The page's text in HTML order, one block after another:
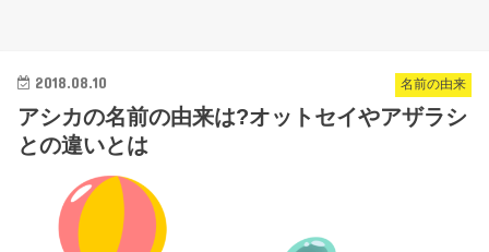
名前の由来
2018.08.10
アシカの名前の由来は?オットセイやアザラシ
との違いとは